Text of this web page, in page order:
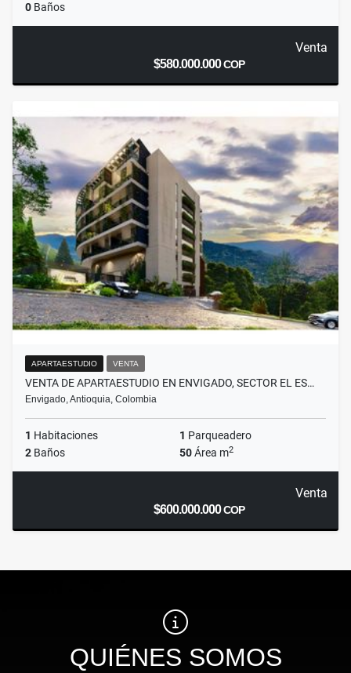
0 Baños
Venta
$580.000.000COP
APARTAESTUDIO VENTA
VENTA DE APARTAESTUDIO EN ENVIGADO, SECTOR EL ES…
Envigado, Antioquia, Colombia
1 Habitaciones 1 Parqueadero
2 Baños 50Área m2
Venta
$600.000.000COP
QUIÉNES SOMOS